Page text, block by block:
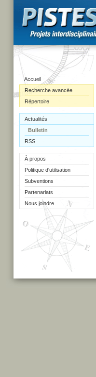
Accueil
Recherche avancée
Répertoire
Actualités
Bulletin
RSS
À propos
Politique d'utilisation
Subventions
Partenariats
Nous joindre